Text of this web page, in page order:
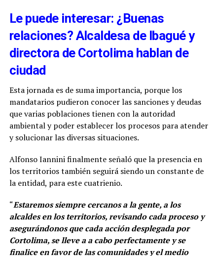
Le puede interesar: ¿Buenas
relaciones? Alcaldesa de Ibagué y
directora de Cortolima hablan de
ciudad
Esta jornada es de suma importancia, porque los
mandatarios pudieron conocer las sanciones y deudas
que varias poblaciones tienen con la autoridad
ambiental y poder establecer los procesos para atender
y solucionar las diversas situaciones.
Alfonso Iannini finalmente señaló que la presencia en
los territorios también seguirá siendo un constante de
la entidad, para este cuatrienio.
“Estaremos siempre cercanos a la gente, a los
alcaldes en los territorios, revisando cada proceso y
asegurándonos que cada acción desplegada por
Cortolima, se lleve a a cabo perfectamente y se
finalice en favor de las comunidades y el medio